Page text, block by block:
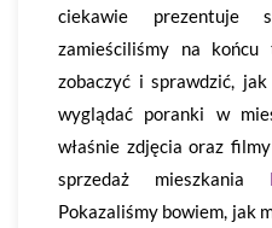
ciekawie
zamieściliśmy na
zobaczyć i sprawdzić,
wyglądać poranki w
właśnie zdjęcia oraz
sprzedaż mieszkania
Pokazaliśmy bowiem, jak